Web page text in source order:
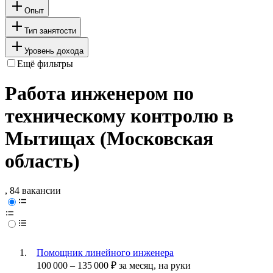
Опыт
Тип занятости
Уровень дохода
Ещё фильтры
Работа инженером по
техническому контролю в
Мытищах (Московская
область)
, 84 вакансии
Помощник линейного инженера
100 000 – 135 000 ₽ за месяц, на руки